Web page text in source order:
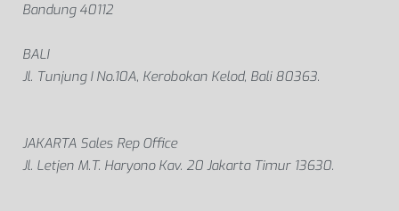
Bandung 40112
BALI
Jl. Tunjung I No.10A, Kerobokan Kelod, Bali 80363.
JAKARTA Sales Rep Office
Jl. Letjen M.T. Haryono Kav. 20 Jakarta Timur 13630.